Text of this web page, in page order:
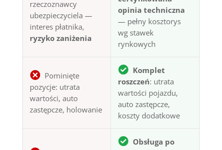
rzeczoznawcy
ubezpieczyciela —
interes płatnika,
ryzyko zaniżenia
opinia techniczna
— pełny kosztorys
wg stawek
rynkowych
Pominięte
pozycje: utrata
wartości, auto
zastępcze, holowanie
Komplet
roszczeń: utrata
wartości pojazdu,
auto zastępcze,
koszty dodatkowe
Obsługa po